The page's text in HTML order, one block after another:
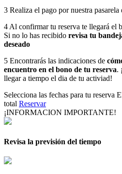
3 Realiza el pago por nuestra pasarela
4Al confirmar tu reserva te llegará el
Si no lo has recibido revisa tu
deseado
5 Encontrarás las indicaciones de
encuentro en el bono de tu reserva.
llegar a tiempo el dia de tu activiad!
Selecciona las fechas para tu reserva
total Reservar
¡INFORMACION IMPORTANTE!
Revisa la previsión del tiempo